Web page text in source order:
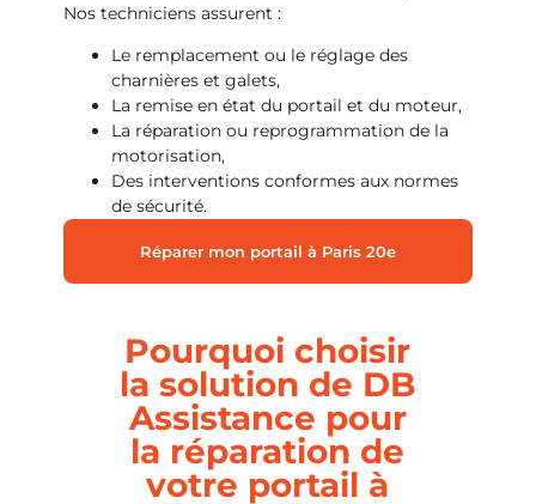
Nos techniciens assurent :
Le remplacement ou le réglage des
charnières et galets,
La remise en état du portail et du moteur,
La réparation ou reprogrammation de la
motorisation,
Des interventions conformes aux normes
de sécurité.
Réparer mon portail à Paris 20e
Pourquoi choisir
la solution de DB
Assistance pour
la réparation de
votre portail à